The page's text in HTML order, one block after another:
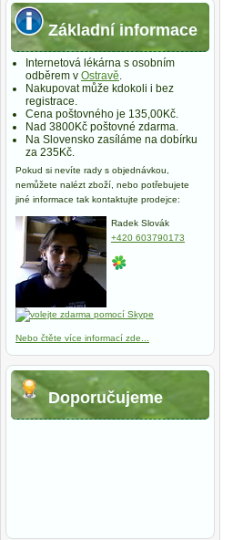
Základní informace
Internetová lékárna s osobním
odběrem v Ostravě.
Nakupovat může kdokoli i bez
registrace.
Cena poštovného je 135,00Kč.
Nad 3800Kč poštovné zdarma.
Na Slovensko zasíláme na dobírku
za 235Kč.
Pokud si nevíte rady s objednávkou,
nemůžete nalézt zboží, nebo potřebujete
jiné informace tak kontaktujte prodejce:
Radek Slovák
+420 603790173
Nebo čtěte více informací zde...
Doporučujeme